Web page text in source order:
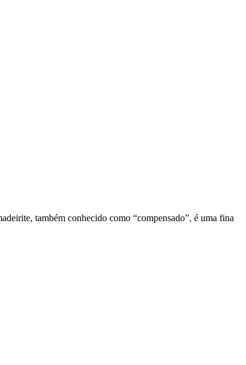
também conhecido como “compensado”, é uma fina